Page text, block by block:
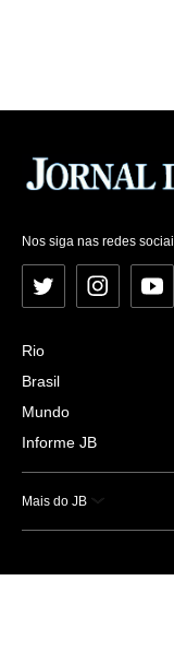
Nos siga nas redes
Twitter Instagram
Rio
Brasil
Mundo
Informe JB
Mais do JB
Esportes